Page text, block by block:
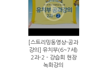
[스트리밍동영상-공과
강의] 유치부(6~7세)
2과-2 - 강습회 현장
녹화강의